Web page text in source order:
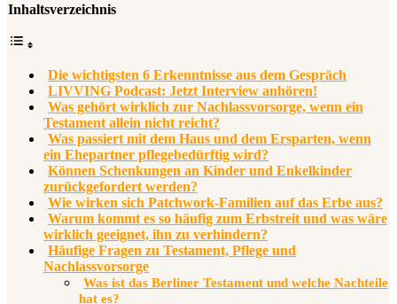
Inhaltsverzeichnis
Die wichtigsten 6 Erkenntnisse aus dem Gespräch
LIVVING Podcast: Jetzt Interview anhören!
Was gehört wirklich zur Nachlassvorsorge, wenn ein
Testament allein nicht reicht?
Was passiert mit dem Haus und dem Ersparten, wenn
ein Ehepartner pflegebedürftig wird?
Können Schenkungen an Kinder und Enkelkinder
zurückgefordert werden?
Wie wirken sich Patchwork-Familien auf das Erbe aus?
Warum kommt es so häufig zum Erbstreit und was wäre
wirklich geeignet, ihn zu verhindern?
Häufige Fragen zu Testament, Pflege und
Nachlassvorsorge
Was ist das Berliner Testament und welche Nachteile
hat es?